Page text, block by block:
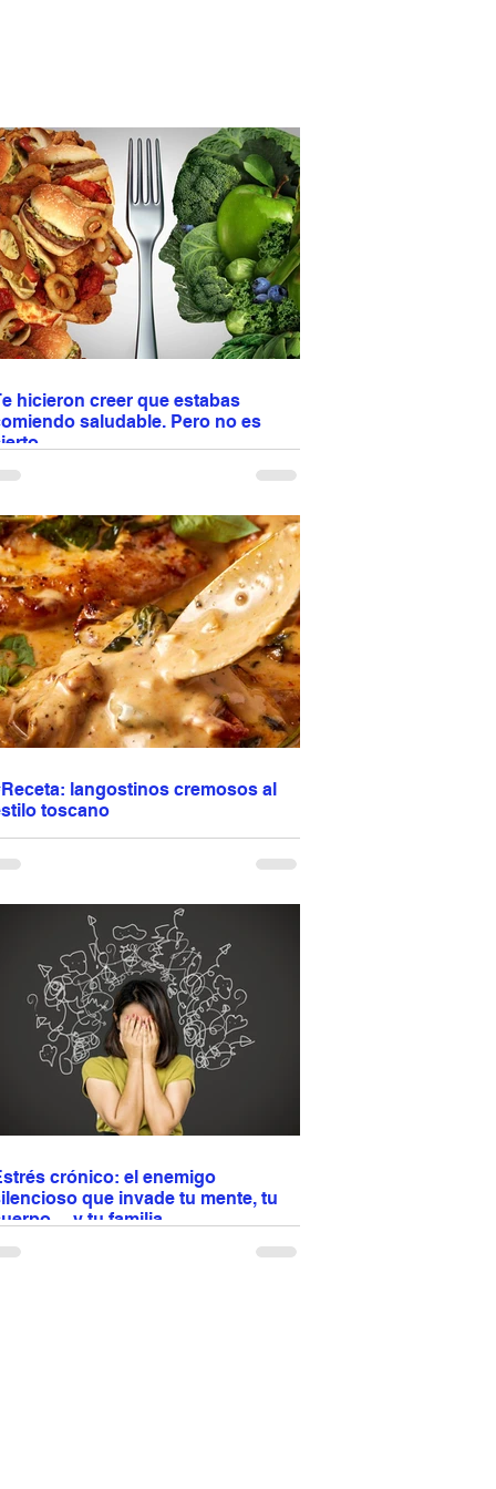
hicieron creer que estabas
saludable. Pero no es
enseñaron a confiar en etiquetas como
al marketing. Responde a lo que
cada día. Puedes estar delgado,
ejercicio y aun así no estar sano. La
no se construye con soluciones rápidas,
con hábitos consistentes. Comida real.
ultraprocesados. Más conciencia. La
es: ¿estás alimentando tu salud… o el
Programación de citas: escribir o
al 944 612 501
langostinos cremosos al
toscano
cremosos al estilo toscano 🦐🤍
dorados en una mezcla de aceite de
de crema, ajo, tomates deshidratados,
parmesano y hierbas italianas. La espinaca
aporta frescura y el vino blanco realza todos los
sabores. Una receta fácil pero elegante,
perfecta para lucirte sin complicarte, ideal para
acompañar con pasta, arroz o vegetales y
disfrutar en cualquier ocasión especial 🍽️✨
crónico: el enemigo
que invade tu mente, tu
y tu familia
estrés no se queda en tu cabeza: afecta tu